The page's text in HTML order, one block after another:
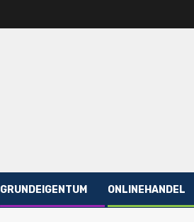
GRUNDEIGENTUM ONLINEHANDEL